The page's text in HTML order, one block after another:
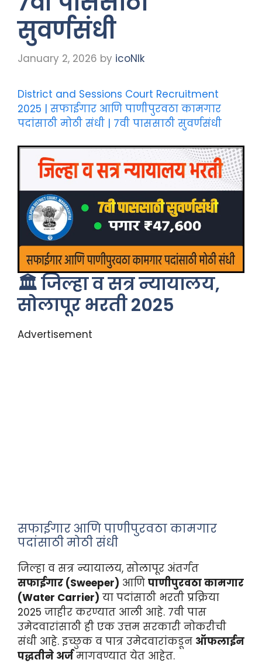
सुवर्णसंधी
January 2, 2026 by icoNIk
District and Sessions Court Recruitment
2025 | सफाईगार आणि पाणीपुरवठा कामगार
पदांसाठी मोठी संधी | 7वी पाससाठी सुवर्णसंधी
🏛️ जिल्हा व सत्र न्यायालय,
सोलापूर भरती 2025
Advertisement
सफाईगार आणि पाणीपुरवठा कामगार
पदांसाठी मोठी संधी
जिल्हा व सत्र न्यायालय, सोलापूर अंतर्गत
सफाईगार (Sweeper) आणि पाणीपुरवठा कामगार
(Water Carrier) या पदांसाठी भरती प्रक्रिया
2025 जाहीर करण्यात आली आहे. 7वी पास
उमेदवारांसाठी ही एक उत्तम सरकारी नोकरीची
संधी आहे. इच्छुक व पात्र उमेदवारांकडून ऑफलाईन
पद्धतीने अर्जमागवण्यात येत आहेत.